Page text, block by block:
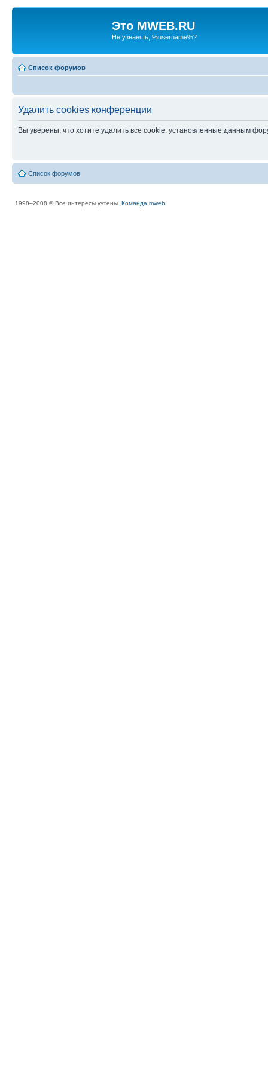
Это MWEB.RU
Не узнаешь, %username%?
Список форумов
Удалить cookies конференции
Вы уверены, что хотите удалить все cookie, установленные данным
Список форумов
1998–2008 © Все интересы учтены. Команда mweb